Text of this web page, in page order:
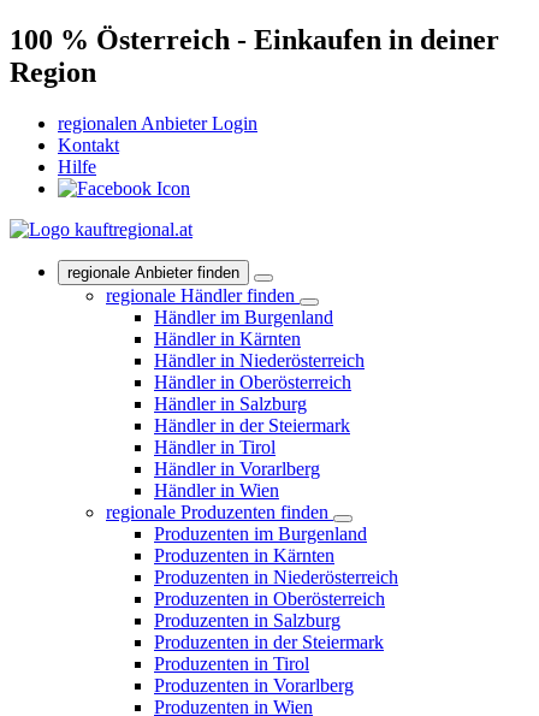
100 % Österreich - Einkaufen in deiner
Region
regionalen Anbieter Login
Kontakt
Hilfe
regionale Anbieter finden
regionale Händler finden
Händler im Burgenland
Händler in Kärnten
Händler in Niederösterreich
Händler in Oberösterreich
Händler in Salzburg
Händler in der Steiermark
Händler in Tirol
Händler in Vorarlberg
Händler in Wien
regionale Produzenten finden
Produzenten im Burgenland
Produzenten in Kärnten
Produzenten in Niederösterreich
Produzenten in Oberösterreich
Produzenten in Salzburg
Produzenten in der Steiermark
Produzenten in Tirol
Produzenten in Vorarlberg
Produzenten in Wien